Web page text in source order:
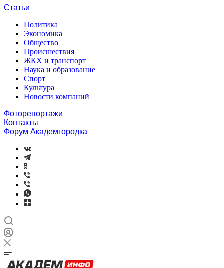
Статьи
Политика
Экономика
Общество
Происшествия
ЖКХ и транспорт
Наука и образование
Спорт
Культура
Новости компаний
Фоторепортажи
Контакты
Форум Академгородка